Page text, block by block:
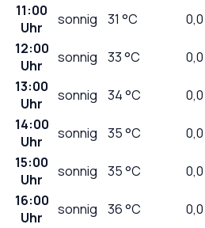
11:00
Uhr
sonnig 31 °C 0,0
12:00
Uhr
sonnig 33°C 0,0
13:00
Uhr
sonnig 34°C 0,0
14:00
Uhr
sonnig 35°C 0,0
15:00
Uhr
sonnig 35°C 0,0
16:00
Uhr
sonnig 36°C 0,0